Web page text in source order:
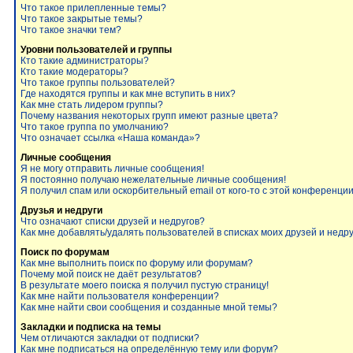
Что такое прилепленные темы?
Что такое закрытые темы?
Что такое значки тем?
Уровни пользователей и группы
Кто такие администраторы?
Кто такие модераторы?
Что такое группы пользователей?
Где находятся группы и как мне вступить в них?
Как мне стать лидером группы?
Почему названия некоторых групп имеют разные цвета?
Что такое группа по умолчанию?
Что означает ссылка «Наша команда»?
Личные сообщения
Я не могу отправить личные сообщения!
Я постоянно получаю нежелательные личные сообщения!
Я получил спам или оскорбительный email от кого-то с этой
Друзья и недруги
Что означают списки друзей и недругов?
Как мне добавлять/удалять пользователей в списках моих друзей и
Поиск по форумам
Как мне выполнить поиск по форуму или форумам?
Почему мой поиск не даёт результатов?
В результате моего поиска я получил пустую страницу!
Как мне найти пользователя конференции?
Как мне найти свои сообщения и созданные мной темы?
Закладки и подписка на темы
Чем отличаются закладки от подписки?
Как мне подписаться на определённую тему или форум?